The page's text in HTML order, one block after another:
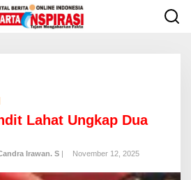
Lahat Ungkap Dua
Irawan. S | November 12, 2025